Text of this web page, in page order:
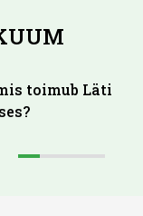
toimub Läti